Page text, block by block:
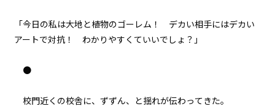
地竜戦（４）
一章
「今日の私は大地と植物のゴーレム！ デカい相手にはデカい
アートで対抗！ わかりやすくていいでしょ？」
●
校門近くの校舎に、ずずん、と揺れが伝わってきた。